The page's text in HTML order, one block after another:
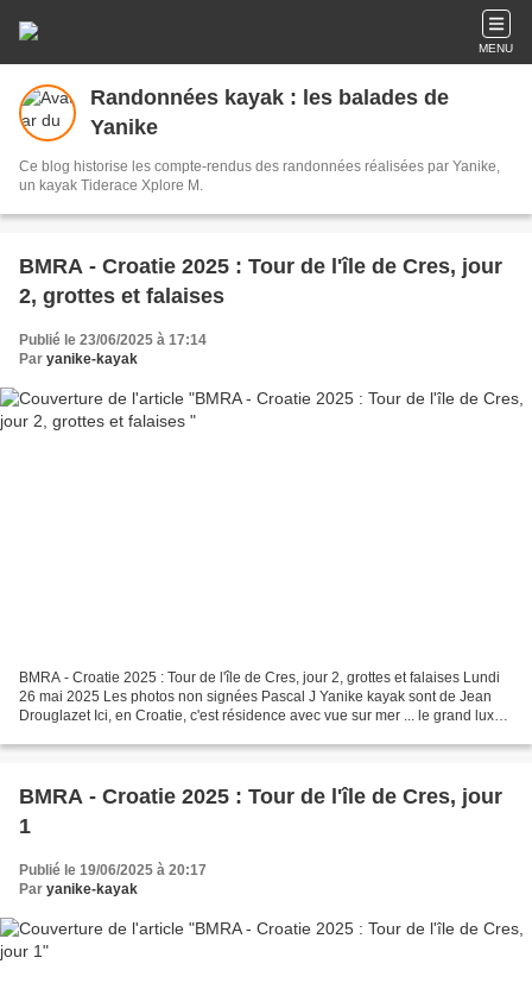
MENU
Randonnées kayak : les balades de
Yanike
Ce blog historise les compte-rendus des randonnées réalisées par Yanike,
un kayak Tiderace Xplore M.
BMRA - Croatie 2025 : Tour de l'île de Cres, jour
2, grottes et falaises
Publié le 23/06/2025 à 17:14
Par yanike-kayak
BMRA - Croatie 2025 : Tour de l'île de Cres, jour 2, grottes et falaises Lundi
26 mai 2025 Les photos non signées Pascal J Yanike kayak sont de Jean
Drouglazet Ici, en Croatie, c'est résidence avec vue sur mer ... le grand luxe !
BMRA - Croatie 2025 : Tour de l'île de Cres, jour
1
Publié le 19/06/2025 à 20:17
Par yanike-kayak